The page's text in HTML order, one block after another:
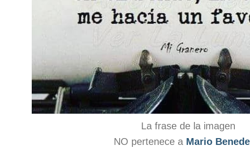
La frase de la imagen
NO pertenece a Mario